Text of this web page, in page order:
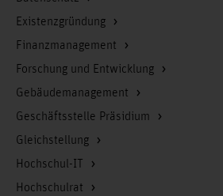
Existenzgründung
Finanzmanagement
Forschung und Entwicklung
Gebäudemanagement
Geschäftsstelle Präsidium
Gleichstellung
Hochschul-IT
Hochschulrat